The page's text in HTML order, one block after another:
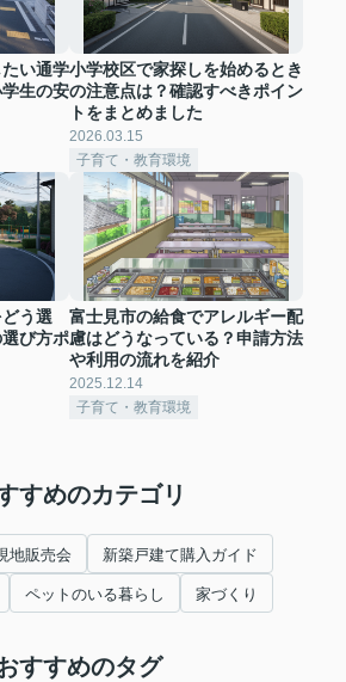
い通学
生の安
小学校区で家探しを始めるとき
の注意点は？確認すべきポイン
トをまとめました
2026.03.15
子育て・教育環境
う選
び方ポ
富士見市の給食でアレルギー配
慮はどうなっている？申請方法
や利用の流れを紹介
2025.12.14
子育て・教育環境
すめのカテゴリ
地販売会 新築戸建て購入ガイド
ペットのいる暮らし 家づくり
すすめのタグ